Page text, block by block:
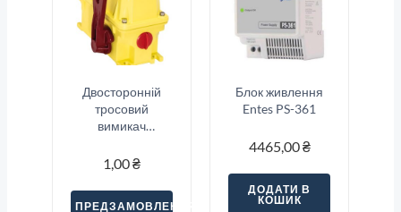
Двосторонній
тросовий
вимикач
зупинки Sitec
1,00₴
ПРЕДЗАМОВЛЕННЯ
Блок живлення
Entes PS-361
4465,00₴
ДОДАТИ В
КОШИК